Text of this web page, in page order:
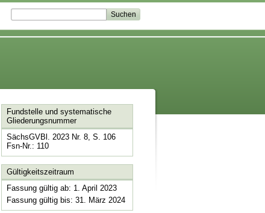
Fundstelle und systematische
Gliederungsnummer
SächsGVBl. 2023 Nr. 8, S. 106
Fsn-Nr.: 110
Gültigkeitszeitraum
Fassung gültig ab: 1. April 2023
Fassung gültig bis: 31. März 2024